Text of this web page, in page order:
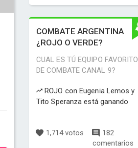
COMBATE ARGENTINA
¿ROJO O VERDE?
CUAL ES TÚ EQUIPO FAVORITO
DE COMBATE CANAL 9?
ROJO con Eugenia Lemos y
Tito Speranza está ganando
1,714 votos
182
comentarios